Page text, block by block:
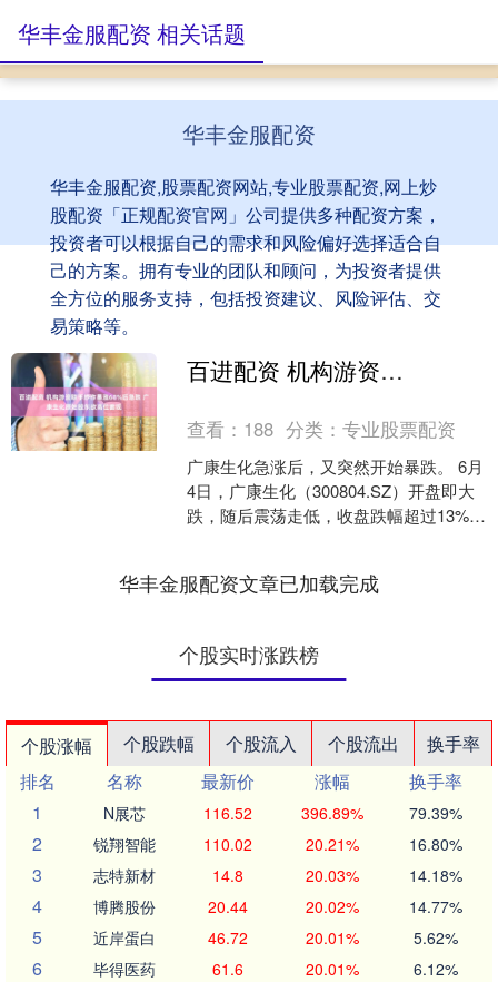
华丰金服配资
华丰金服配资,股票配资网站,专业股票配资,网上炒
股配资「正规配资官网」公司提供多种配资方案，
投资者可以根据自己的需求和风险偏好选择适合自
己的方案。拥有专业的团队和顾问，为投资者提供
全方位的服务支持，包括投资建议、风险评估、交
易策略等。
华丰金服配资 相关话题
百进配资 机构游资联手炒作暴涨68%后急跌 广康生化原始股东欲高位套现
查看： 188 分类：专业股票配资
广康生化急涨后，又突然开始暴跌。 6月
4日，广康生化（300804.SZ）开盘即大
跌，随后震荡走低，收盘跌幅超过13%。
华丰金服配资文章已加载完成
个股实时涨跌榜
个股涨幅 个股跌幅 个股流入 个股流出
换手率
排名
名称 最新价 涨幅
换手率
1
N展芯 116.52 396.89% 79.39%
2 锐翔智能 110.02 20.21% 16.80%
3 志特新材 14.8 20.03% 14.18%
4 博腾股份 20.44 20.02% 14.77%
5 近岸蛋白 46.72 20.01% 5.62%
6 毕得医药 61.6 20.01% 6.12%